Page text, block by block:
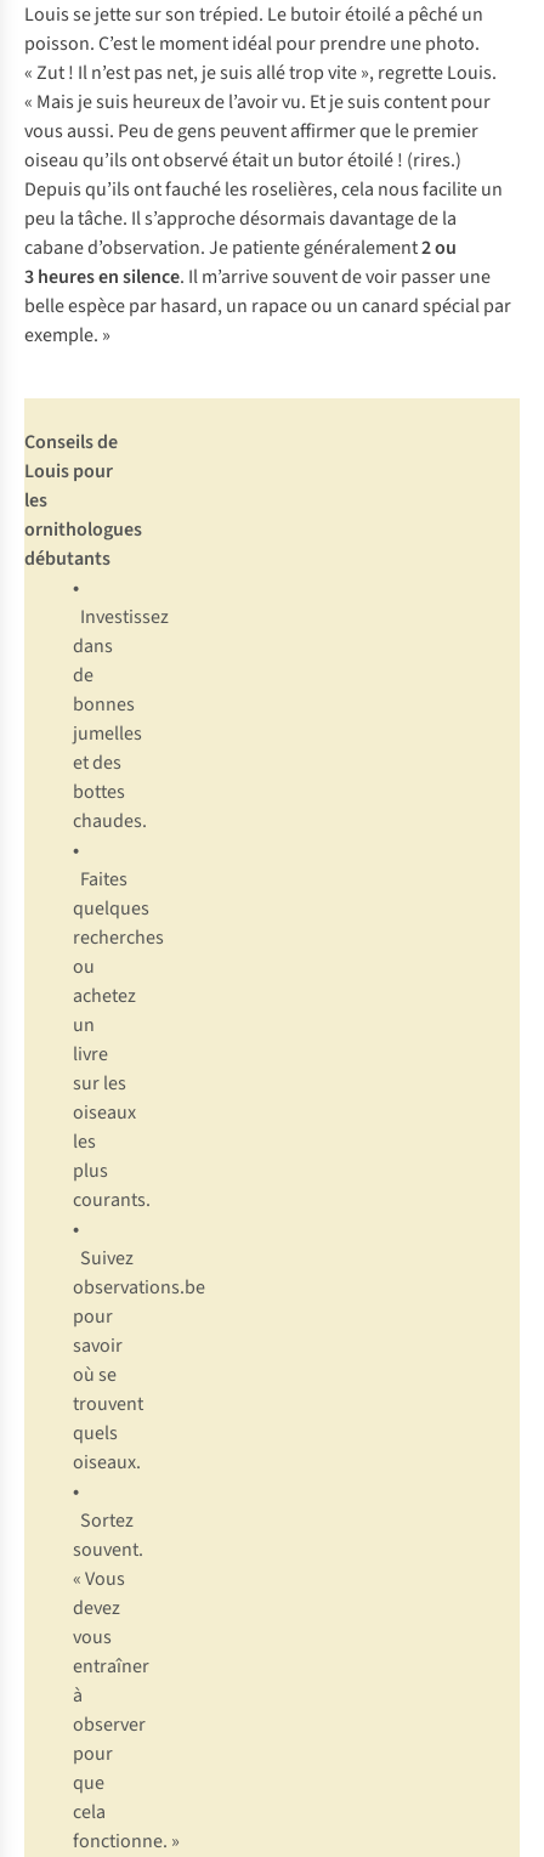
Louis se jette sur son trépied. Le butoir étoilé a pêché un
poisson. C’est le moment idéal pour prendre une photo.
« Zut ! Il n’est pas net, je suis allé trop vite », regrette Louis.
« Mais je suis heureux de l’avoir vu. Et je suis content pour
vous aussi. Peu de gens peuvent affirmer que le premier
oiseau qu’ils ont observé était un butor étoilé ! (rires.)
Depuis qu’ils ont fauché les roselières, cela nous facilite un
peu la tâche. Il s’approche désormais davantage de la
cabane d’observation. Je patiente généralement2 ou
3 heures en silence. Il m’arrive souvent de voir passer une
belle espèce par hasard, un rapace ou un canard spécial par
exemple. »
Conseils de
Louis pour
les
ornithologues
débutants
•
Investissez
dans
de
bonnes
jumelles
et des
bottes
chaudes.
•
Faites
quelques
recherches
ou
achetez
un
livre
sur les
oiseaux
les
plus
courants.
•
Suivez
observations.be
pour
savoir
où se
trouvent
quels
oiseaux.
•
Sortez
souvent.
« Vous
devez
vous
entraîner
à
observer
pour
que
cela
fonctionne. »